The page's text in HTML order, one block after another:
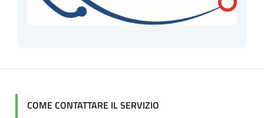
COME CONTATTARE IL SERVIZIO